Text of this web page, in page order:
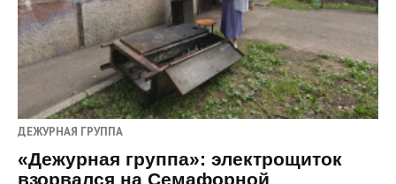
ДЕЖУРНАЯ ГРУППА
«Дежурная группа»: электрощиток
взорвался на Семафорной